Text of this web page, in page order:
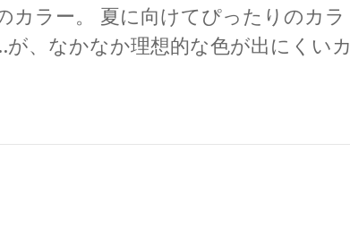
カラー。 夏に向けてぴったりのカラ
、なかなか理想的な色が出にくいカ